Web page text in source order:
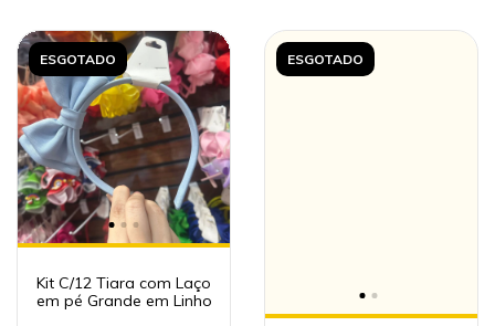
ESGOTADO
Kit C/12 Tiara com Laço
em pé Grande em Linho
ESGOTADO